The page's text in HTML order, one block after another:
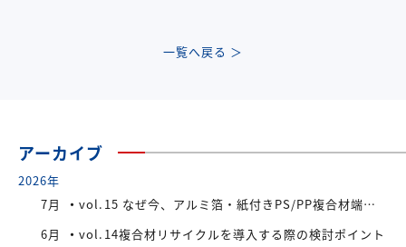
一覧へ戻る ＞
アーカイブ
2026年
7月
vol.15 なぜ今、アルミ箔・紙付きPS/PP複合材端材が注目されているのか
6月
vol.14複合材リサイクルを導入する際の検討ポイント